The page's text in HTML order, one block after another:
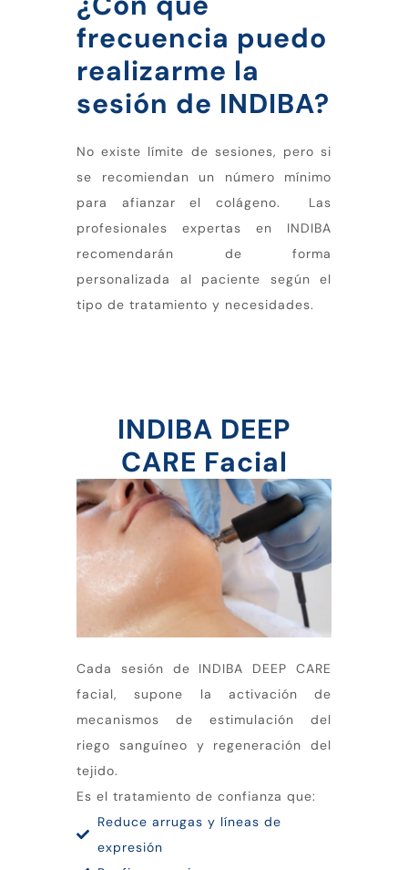
frecuencia puedo
realizarme la
sesión de INDIBA?
No existe límite de sesiones, pero si
se recomiendan un número mínimo
para afianzar el colágeno. Las
profesionales expertas en INDIBA
recomendarán de forma
personalizada al paciente según el
tipo de tratamiento y necesidades.
INDIBA DEEP
CARE Facial
Cada sesión de INDIBA DEEP CARE
facial, supone la activación de
mecanismos de estimulación del
riego sanguíneo y regeneración del
tejido.
Es el tratamiento de confianza que:
Reduce arrugas y líneas de
expresión